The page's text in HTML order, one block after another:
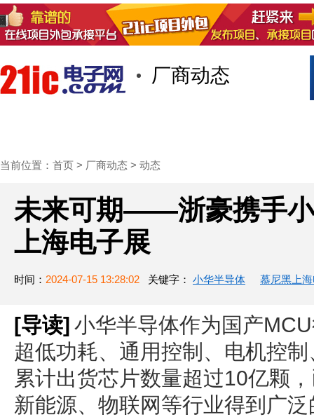
厂商动态
当前位置： 首页 > 厂商动态 > 动态
未来可期——浙豪携手
上海电子展
时间： 2024-07-15 13:28:02 关键字： 小华半导体 慕尼黑上
[导读] 小华半导体作为国产
超低功耗、通用控制、电机控
累计出货芯片数量超过10亿颗
新能源、物联网等行业得到广